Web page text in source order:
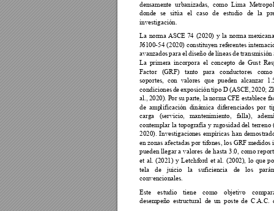
densamente urbanizadas, como Lima
donde se sitúa el caso de estudio de la
investigación.
La norma ASCE 74 (2020) y la norma
J6100-54 (2020) constituyen referentes
avanzados para el diseño de líneas de transmisión
La primera incorpora el concepto de Gust
Factor
(GRF) tanto para conductores
como
soportes, con valores que pueden alcanzar
condiciones de exposición tipo D (ASCE, 2020;
al., 2020). Por su parte, la norma CFE establece
de  amplificación dinámica diferenciados por
carga
(servicio, mantenimiento, falla), ad
contemplar la topografía y rugosidad del terreno
2020). Investigaciones empíricas han demostr
en zonas afectadas por tifones, los GRF medidos
pueden llegar a valores de hasta 3.0, como
et al. (2021) y Letchford et al. (2002), lo que
tela
de juicio la suficiencia de los
convencionales.
Este
estudio tiene como objetivo
desempeño estructural de un  poste de  C.A.C.